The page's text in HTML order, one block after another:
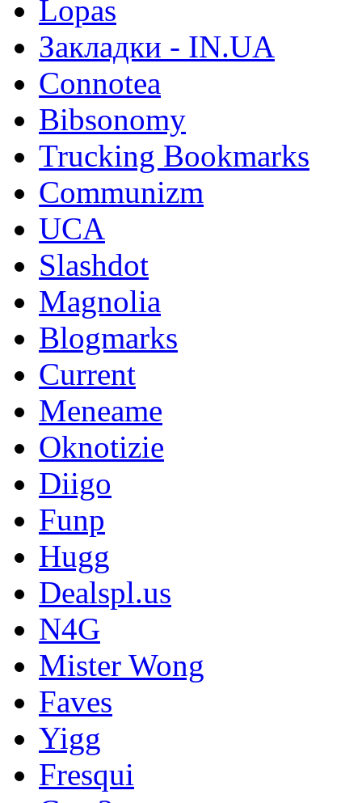
Lopas
Закладки - IN.UA
Connotea
Bibsonomy
Trucking Bookmarks
Communizm
UCA
Slashdot
Magnolia
Blogmarks
Current
Meneame
Oknotizie
Diigo
Funp
Hugg
Dealspl.us
N4G
Mister Wong
Faves
Yigg
Fresqui